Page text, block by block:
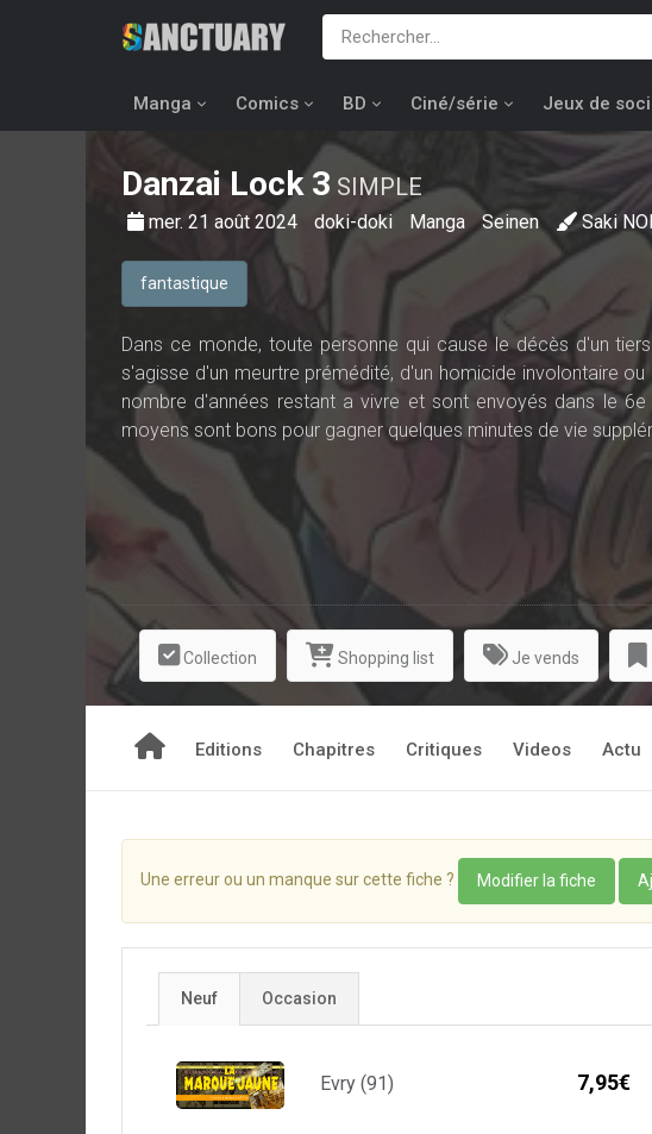
Manga Comics BD Ciné/série Jeux de
Danzai Lock3 SIMPLE
mer. 21 août 2024 doki-doki Manga Seinen Saki
fantastique
Dans ce monde, toute personne qui cause le décès d'un
s'agisse d'un meurtre prémédité, d'un homicide involontaire
nombre d'années restant a vivre et sont envoyés dans le
moyens sont bons pour gagner quelques minutes de vie
Collection Shopping list Je vends
Editions Chapitres Critiques Videos Actu
Une erreur ou un manque sur cette fiche ? Modifier la fiche
Neuf Occasion
Evry (91) 7,95€